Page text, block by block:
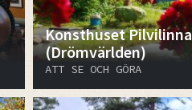
Konsthuset Pilvilinna
(Drömvärlden)
ATT SE OCH GÖRA